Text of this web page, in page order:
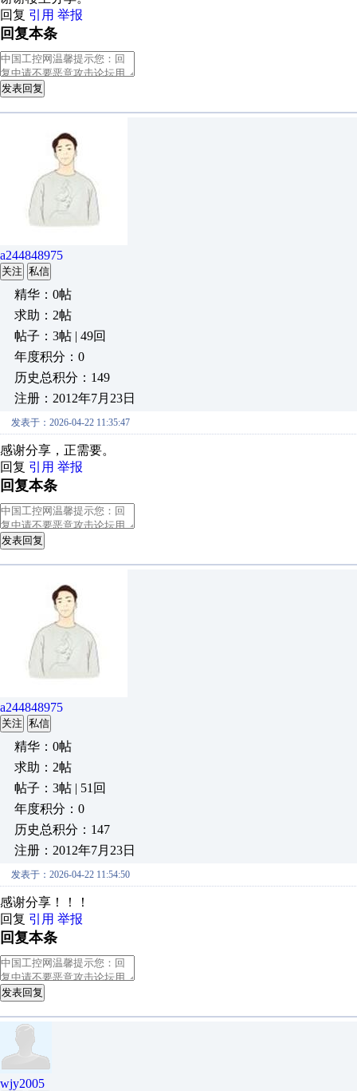
回复 引用 举报
回复本条
发表回复
a244848975
关注 私信
精华：0帖
求助：2帖
帖子：3帖 | 49回
年度积分：0
历史总积分：149
注册：2012年7月23日
发表于：2026-04-22 11:35:47
感谢分享，正需要。
回复 引用 举报
回复本条
发表回复
a244848975
关注 私信
精华：0帖
求助：2帖
帖子：3帖 | 51回
年度积分：0
历史总积分：147
注册：2012年7月23日
发表于：2026-04-22 11:54:50
感谢分享！！！
回复 引用 举报
回复本条
发表回复
wjy2005